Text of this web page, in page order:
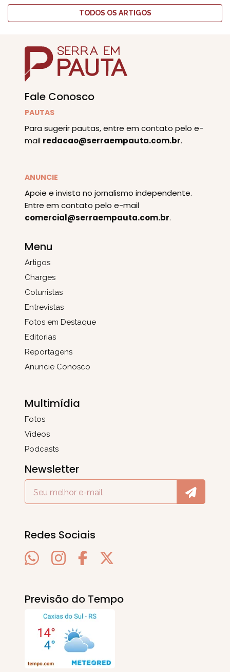
TODOS OS ARTIGOS
Fale Conosco
PAUTAS
Para sugerir pautas, entre em contato pelo e-
mail redacao@serraempauta.com.br.
ANUNCIE
Apoie e invista no jornalismo independente.
Entre em contato pelo e-mail
comercial@serraempauta.com.br.
Menu
Artigos
Charges
Colunistas
Entrevistas
Fotos em Destaque
Editorias
Reportagens
Anuncie Conosco
Multimídia
Fotos
Vídeos
Podcasts
Newsletter
Redes Sociais
Previsão do Tempo